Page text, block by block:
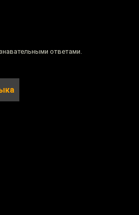
ответами.